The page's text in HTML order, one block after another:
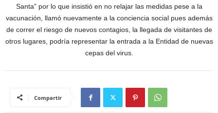
Santa” por lo que insistió en no relajar las medidas pese a la
vacunación, llamó nuevamente a la conciencia social pues además
de correr el riesgo de nuevos contagios, la llegada de visitantes de
otros lugares, podría representar la entrada a la Entidad de nuevas
cepas del virus.
Compartir